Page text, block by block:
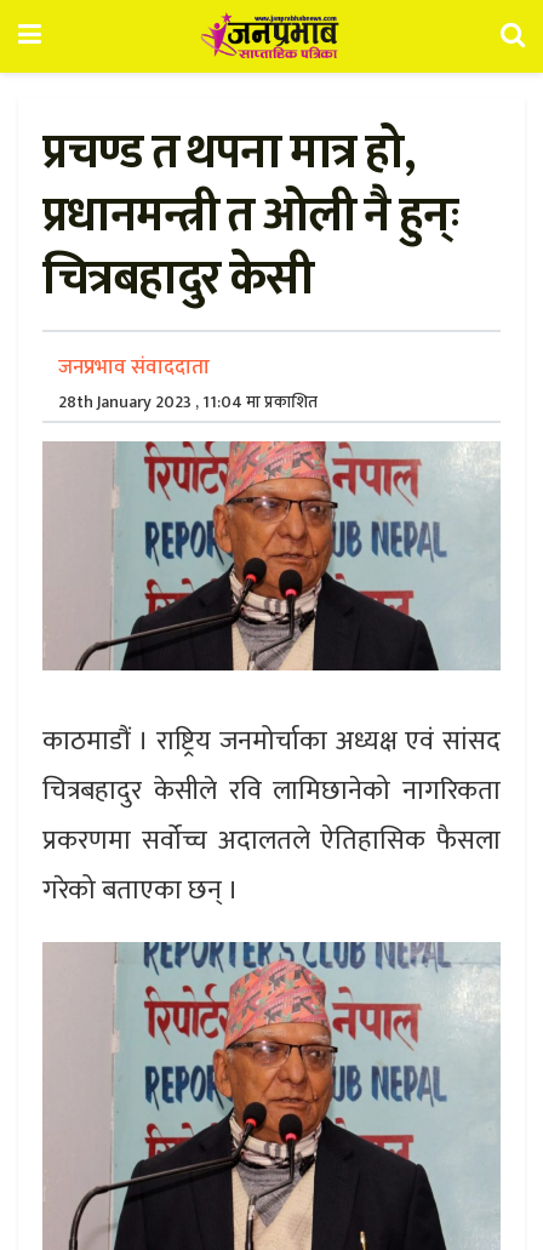
प्रचण्ड त थपना मात्र हो,
प्रधानमन्त्री त ओली नै हुन्ः
चित्रबहादुर केसी
जनप्रभाव संवाददाता
28th January 2023 , 11:04 मा प्रकाशित
काठमाडौं । राष्ट्रिय जनमोर्चाका अध्यक्ष एवं सांसद
चित्रबहादुर केसीले रवि लामिछानेको नागरिकता
प्रकरणमा सर्वोच्च अदालतले ऐतिहासिक फैसला
गरेको बताएका छन् ।